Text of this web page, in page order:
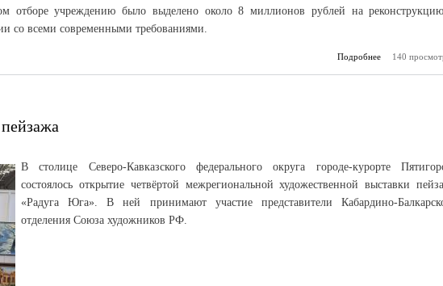
отборе учреждению было выделено около 8 миллионов рублей на
со всеми современными требованиями.
Подробнее
о В
140
В столице Северо-Кавказского федерального округа городе-курорте
состоялось открытие четвёртой межрегиональной художественной выставки
«Радуга Юга». В ней принимают участие представители Кабардино-
отделения Союза художников РФ.